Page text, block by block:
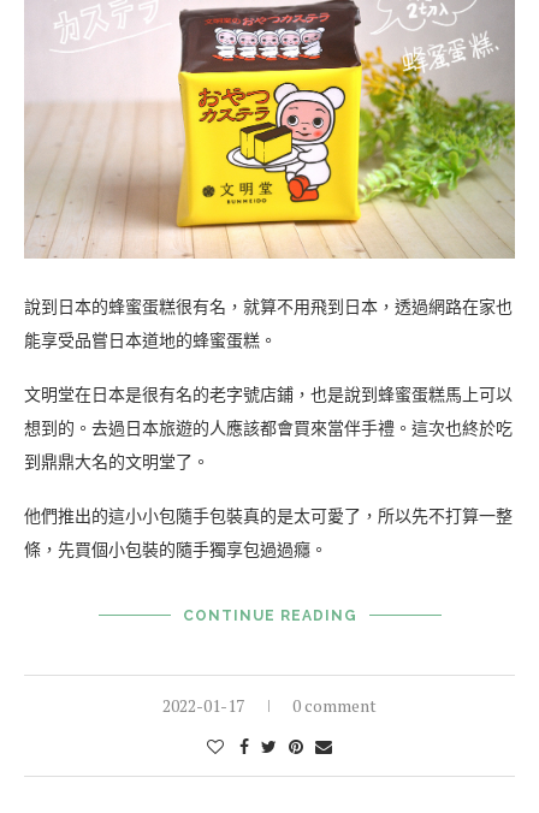
說到日本的蜂蜜蛋糕很有名，就算不用飛到日本，透過網路在家也
能享受品嘗日本道地的蜂蜜蛋糕。
文明堂在日本是很有名的老字號店鋪，也是說到蜂蜜蛋糕馬上可以
想到的。去過日本旅遊的人應該都會買來當伴手禮。這次也終於吃
到鼎鼎大名的文明堂了。
他們推出的這小小包隨手包裝真的是太可愛了，所以先不打算一整
條，先買個小包裝的隨手獨享包過過癮。
CONTINUE READING
2022-01-17 0 comment